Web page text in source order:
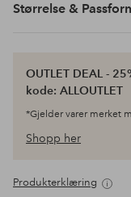
Størrelse &
OUTLET DEAL -
kode: ALLOUTLET
*Gjelder varer merket
Shopp her
Produkterklæring